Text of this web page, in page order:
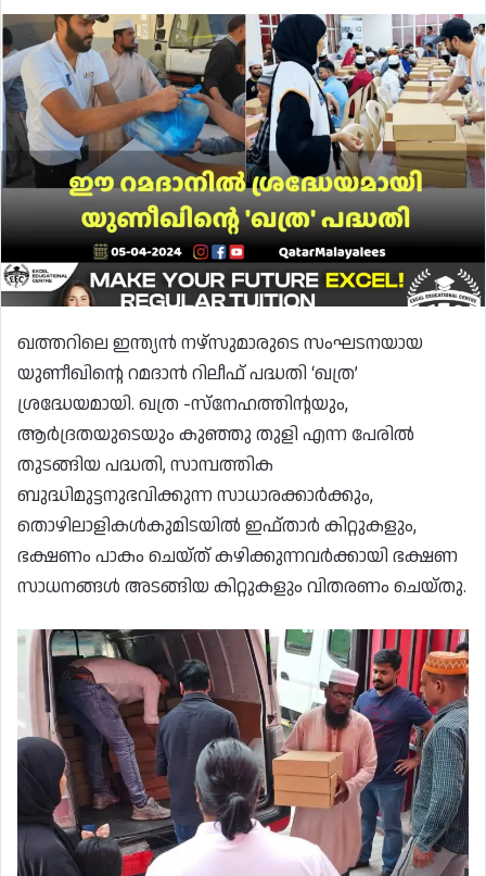
ഖത്തറിലെ ഇന്ത്യൻ നഴ്സുമാരുടെ സംഘടനയായ
യുണീഖിന്റെ റമദാൻ റിലീഫ് പദ്ധതി ‘ഖത്ര’
ശ്രദ്ധേയമായി. ഖത്ര -സ്നേഹത്തിന്റയും,
ആർദ്രതയുടെയും കുഞ്ഞു തുളി എന്ന പേരിൽ
തുടങ്ങിയ പദ്ധതി, സാമ്പത്തിക
ബുദ്ധിമുട്ടനുഭവിക്കുന്ന സാധാരക്കാർക്കും,
തൊഴിലാളികൾകുമിടയിൽ ഇഫ്താർ കിറ്റുകളും,
ഭക്ഷണം പാകം ചെയ്ത് കഴിക്കുന്നവർക്കായി ഭക്ഷണ
സാധനങ്ങൾ അടങ്ങിയ കിറ്റുകളും വിതരണം ചെയ്തു.